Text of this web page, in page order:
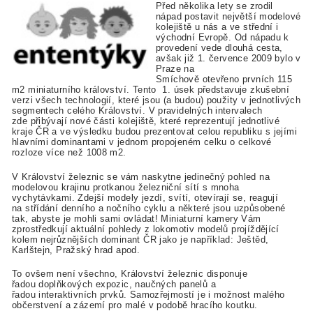
Před několika lety se zrodil
nápad postavit největší modelové
kolejiště u nás a ve střední i
východní Evropě. Od nápadu k
provedení vede dlouhá cesta,
avšak již 1. července 2009 bylo v
Praze na
Smíchově otevřeno prvních 115
m2 miniaturního království. Tento 1. úsek představuje zkušební
verzi všech technologií, které jsou (a budou) použity v jednotlivých
segmentech celého Království. V pravidelných intervalech
zde přibývají nové části kolejiště, které reprezentují jednotlivé
kraje ČR a ve výsledku budou prezentovat celou republiku s jejími
hlavními dominantami v jednom propojeném celku o celkové
rozloze více než 1008 m2.
V Království železnic se vám naskytne jedinečný pohled na
modelovou krajinu protkanou železniční sítí s mnoha
vychytávkami. Zdejší modely jezdí, svítí, otevírají se, reagují
na střídání denního a nočního cyklu a některé jsou uzpůsobené
tak, abyste je mohli sami ovládat! Miniaturní kamery Vám
zprostředkují aktuální pohledy z lokomotiv modelů projíždějící
kolem nejrůznějších dominant ČR jako je například: Ještěd,
Karlštejn, Pražský hrad apod.
To ovšem není všechno, Království železnic disponuje
řadou doplňkových expozic, naučných panelů a
řadou interaktivních prvků. Samozřejmostí je i možnost malého
občerstvení a zázemí pro malé v podobě hracího koutku.